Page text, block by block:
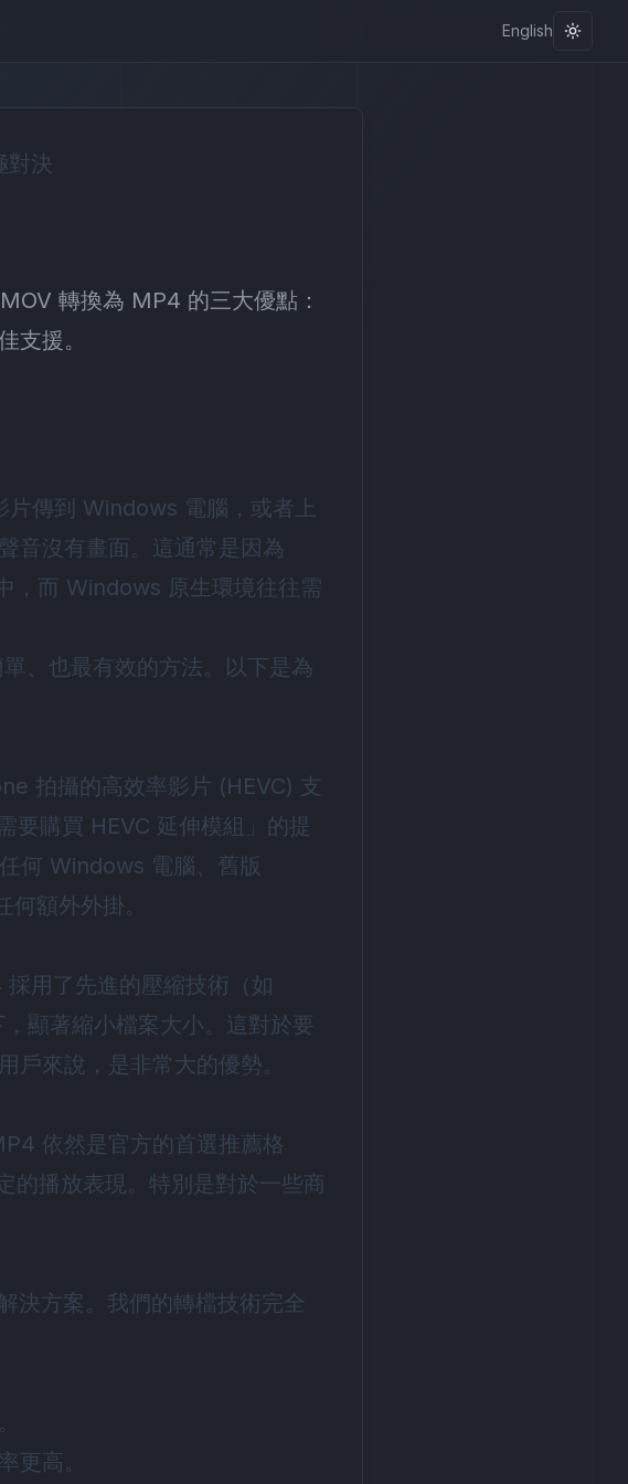
English
對決
轉換為 MP4 的三大優點：
支援。
傳到 Windows 電腦，或者上
音沒有畫面。這通常是因為
，而 Windows 原生環境往往需
、也最有效的方法。以下是為
拍攝的高效率影片 (HEVC) 支
要購買 HEVC 延伸模組」的提
何 Windows 電腦、舊版
額外外掛。
用了先進的壓縮技術（如
顯著縮小檔案大小。這對於要
戶來說，是非常大的優勢。
依然是官方的首選推薦格
的播放表現。特別是對於一些商
決方案。我們的轉檔技術完全
更高。